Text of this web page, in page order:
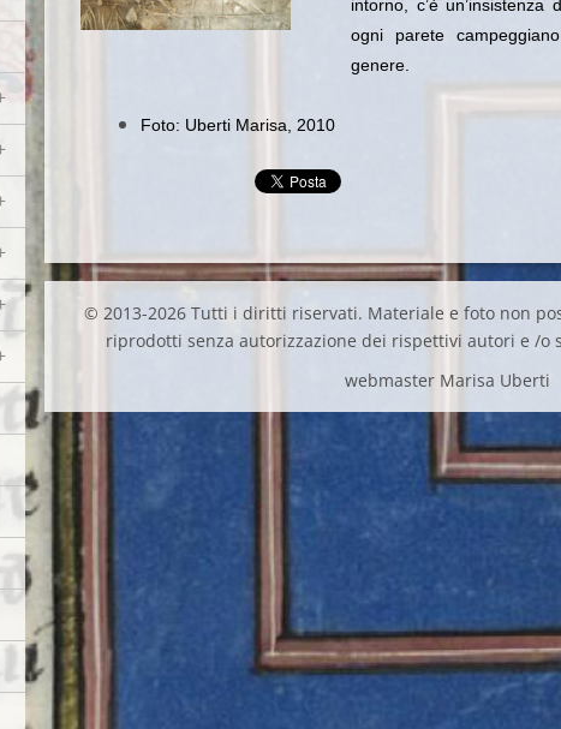
intorno, c’è
ogni parete
genere.
Foto: Uberti Marisa, 2010
© 2013-2026 Tutti i diritti riservati. Materiale e foto non
riprodotti senza autorizzazione dei rispettivi autori e /o
webmaster Marisa Uberti